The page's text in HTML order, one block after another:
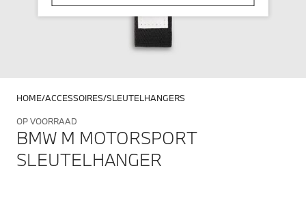
HOME ACCESSOIRES SLEUTELHANGERS
OP VOORRAAD
BMW M MOTORSPORT
SLEUTELHANGER